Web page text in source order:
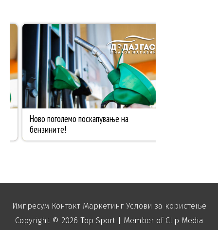
Импресум Контакт Маркетинг Услови за користење
Copyright © 2026 Top Sport| Member of Clip Media